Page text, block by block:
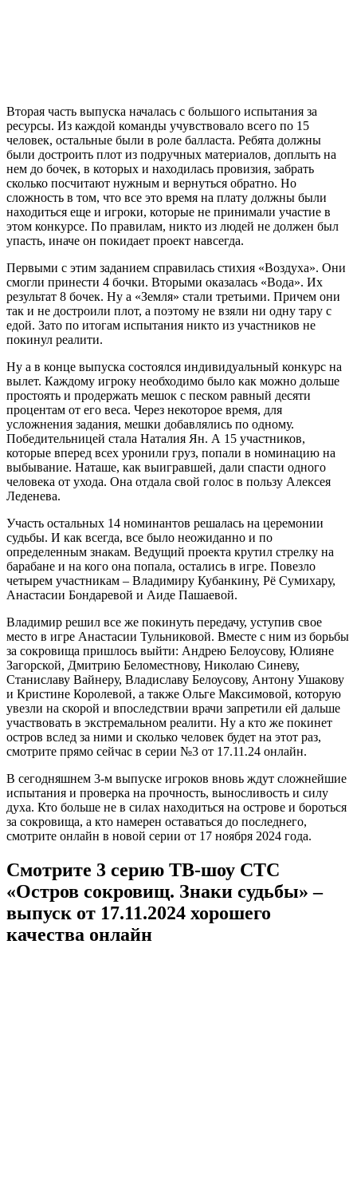
Вторая часть выпуска началась с большого испытания за
ресурсы. Из каждой команды учувствовало всего по 15
человек, остальные были в роле балласта. Ребята должны
были достроить плот из подручных материалов, доплыть на
нем до бочек, в которых и находилась провизия, забрать
сколько посчитают нужным и вернуться обратно. Но
сложность в том, что все это время на плату должны были
находиться еще и игроки, которые не принимали участие в
этом конкурсе. По правилам, никто из людей не должен был
упасть, иначе он покидает проект навсегда.
Первыми с этим заданием справилась стихия «Воздуха». Они
смогли принести 4 бочки. Вторыми оказалась «Вода». Их
результат 8 бочек. Ну а «Земля» стали третьими. Причем они
так и не достроили плот, а поэтому не взяли ни одну тару с
едой. Зато по итогам испытания никто из участников не
покинул реалити.
Ну а в конце выпуска состоялся индивидуальный конкурс на
вылет. Каждому игроку необходимо было как можно дольше
простоять и продержать мешок с песком равный десяти
процентам от его веса. Через некоторое время, для
усложнения задания, мешки добавлялись по одному.
Победительницей стала Наталия Ян. А 15 участников,
которые вперед всех уронили груз, попали в номинацию на
выбывание. Наташе, как выигравшей, дали спасти одного
человека от ухода. Она отдала свой голос в пользу Алексея
Леденева.
Участь остальных 14 номинантов решалась на церемонии
судьбы. И как всегда, все было неожиданно и по
определенным знакам. Ведущий проекта крутил стрелку на
барабане и на кого она попала, остались в игре. Повезло
четырем участникам – Владимиру Кубанкину, Рё Сумихару,
Анастасии Бондаревой и Аиде Пашаевой.
Владимир решил все же покинуть передачу, уступив свое
место в игре Анастасии Тульниковой. Вместе с ним из борьбы
за сокровища пришлось выйти: Андрею Белоусову, Юлияне
Загорской, Дмитрию Беломестнову, Николаю Синеву,
Станиславу Вайнеру, Владиславу Белоусову, Антону Ушакову
и Кристине Королевой, а также Ольге Максимовой, которую
увезли на скорой и впоследствии врачи запретили ей дальше
участвовать в экстремальном реалити. Ну а кто же покинет
остров вслед за ними и сколько человек будет на этот раз,
смотрите прямо сейчас в серии №3 от 17.11.24 онлайн.
В сегодняшнем 3-м выпуске игроков вновь ждут сложнейшие
испытания и проверка на прочность, выносливость и силу
духа. Кто больше не в силах находиться на острове и бороться
за сокровища, а кто намерен оставаться до последнего,
смотрите онлайн в новой серии от 17 ноября 2024 года.
Смотрите 3 серию ТВ-шоу СТС
«Остров сокровищ. Знаки судьбы» –
выпуск от 17.11.2024 хорошего
качества онлайн